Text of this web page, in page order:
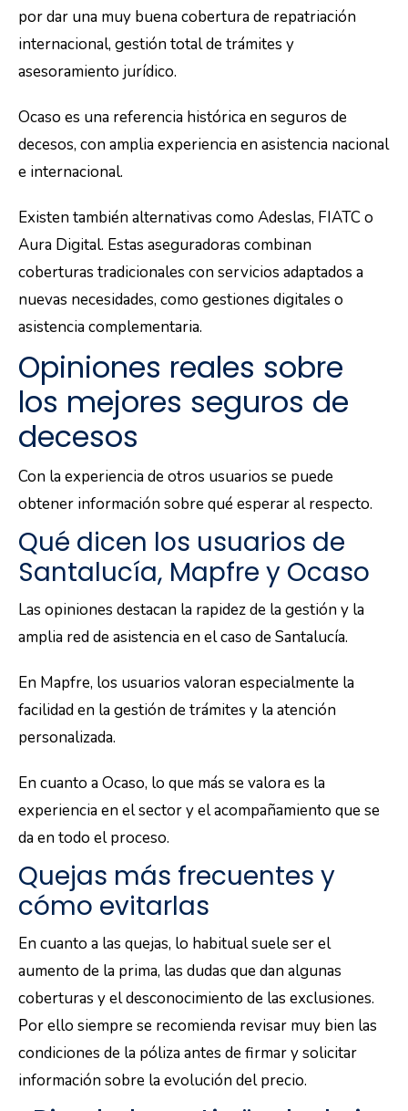
por dar una muy buena cobertura de repatriación
internacional, gestión total de trámites y
asesoramiento jurídico.
Ocaso es una referencia histórica en seguros de
decesos, con amplia experiencia en asistencia nacional
e internacional.
Existen también alternativas como Adeslas, FIATC o
Aura Digital. Estas aseguradoras combinan
coberturas tradicionales con servicios adaptados a
nuevas necesidades, como gestiones digitales o
asistencia complementaria.
Opiniones reales sobre
los mejores seguros de
decesos
Con la experiencia de otros usuarios se puede
obtener información sobre qué esperar al respecto.
Qué dicen los usuarios de
Santalucía, Mapfre y Ocaso
Las opiniones destacan la rapidez de la gestión y la
amplia red de asistencia en el caso de Santalucía.
En Mapfre, los usuarios valoran especialmente la
facilidad en la gestión de trámites y la atención
personalizada.
En cuanto a Ocaso, lo que más se valora es la
experiencia en el sector y el acompañamiento que se
da en todo el proceso.
Quejas más frecuentes y
cómo evitarlas
En cuanto a las quejas, lo habitual suele ser el
aumento de la prima, las dudas que dan algunas
coberturas y el desconocimiento de las exclusiones.
Por ello siempre se recomienda revisar muy bien las
condiciones de la póliza antes de firmar y solicitar
información sobre la evolución del precio.